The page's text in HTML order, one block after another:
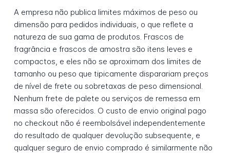
A empresa não publica limites máximos de peso ou
dimensão para pedidos individuais, o que reflete a
natureza de sua gama de produtos. Frascos de
fragrância e frascos de amostra são itens leves e
compactos, e eles não se aproximam dos limites de
tamanho ou peso que tipicamente disparariam preços
de nível de frete ou sobretaxas de peso dimensional.
Nenhum frete de palete ou serviços de remessa em
massa são oferecidos. O custo de envio original pago
no checkout não é reembolsável independentemente
do resultado de qualquer devolução subsequente, e
qualquer seguro de envio comprado é similarmente não